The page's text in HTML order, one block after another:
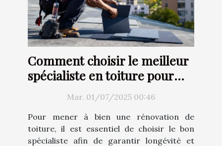
Comment choisir le meilleur
spécialiste en toiture pour
votre rénovation ?
Mar. 01/07/2025 00:46
Pour mener à bien une rénovation de
toiture, il est essentiel de choisir le bon
spécialiste afin de garantir longévité et